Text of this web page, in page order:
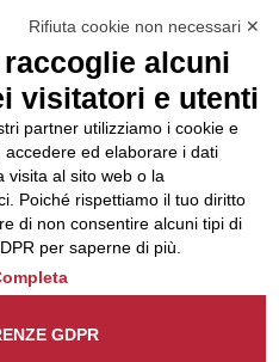
è
un
.
Rifiuta cookie non necessari ✕
alcuni
visitatori e utenti
partner utilizziamo i cookie e
ed elaborare i dati
visita al sito web o la
Poiché rispettiamo il tuo diritto
di non consentire alcuni tipi di
per saperne di più.
GDPR